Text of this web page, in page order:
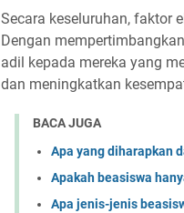
Secara keseluruhan, faktor
Dengan
adil kepada mereka yang
dan meningkatkan
BACA JUGA
Apa yang diharapkan
Apakah beasiswa
Apa jenis-jenis